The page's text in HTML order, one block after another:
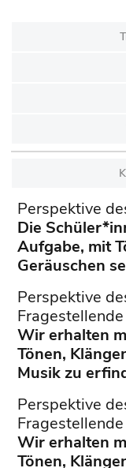
Perspektive
Die
Aufgabe, mit
Geräuschen
Perspektive
Wir erhalten
Tönen,
Musik zu
Perspektive
Wir erhalten
Tönen,